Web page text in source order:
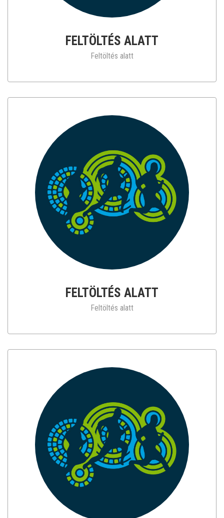
FELTÖLTÉS ALATT
Feltöltés alatt
FELTÖLTÉS ALATT
Feltöltés alatt